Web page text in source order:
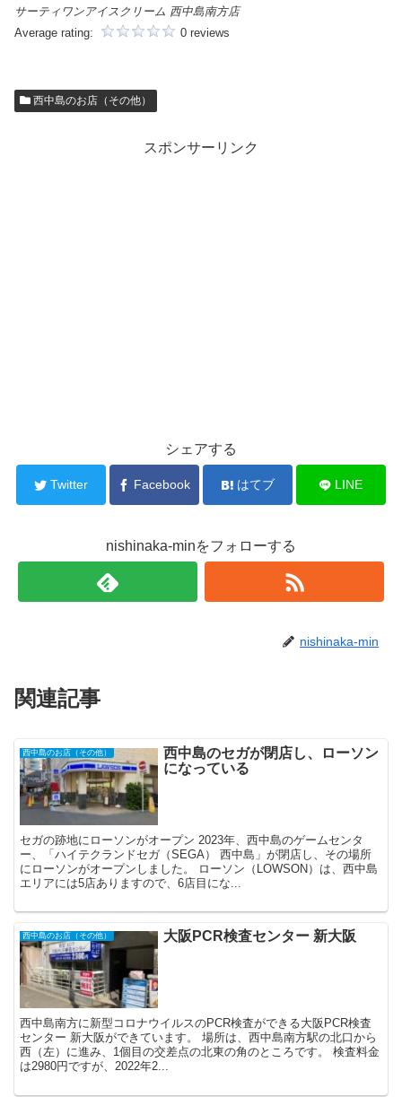
サーティワンアイスクリーム 西中島南方店
Average rating:
0 reviews
西中島のお店（その他）
スポンサーリンク
シェアする
Twitter Facebook はてブ LINE
nishinaka-minをフォローする
nishinaka-min
関連記事
西中島のお店（その他）
西中島のセガが閉店し、ローソン
になっている
セガの跡地にローソンがオープン 2023年、西中島のゲームセンタ
ー、「ハイテクランドセガ（SEGA） 西中島」が閉店し、その場所
にローソンがオープンしました。 ローソン（LOWSON）は、西中島
エリアには5店ありますので、6店目にな...
西中島のお店（その他） 大阪PCR検査センター 新大阪
西中島南方に新型コロナウイルスのPCR検査ができる大阪PCR検査
センター 新大阪ができています。 場所は、西中島南方駅の北口から
西（左）に進み、1個目の交差点の北東の角のところです。 検査料金
は2980円ですが、2022年2...